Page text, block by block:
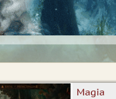
Magia